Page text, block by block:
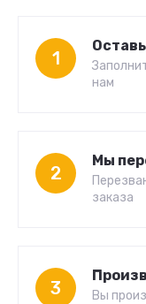
1
нам
2
Мы
заказа
3
Вы